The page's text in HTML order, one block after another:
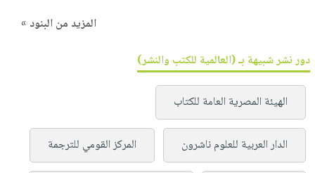
المزيد من البنود »
دور نشر شبيهة بـ (العالمية للكتب والنشر)
الهيئة المصرية العامة للكتاب
الدار العربية للعلوم ناشرون المركز القومي للترجمة